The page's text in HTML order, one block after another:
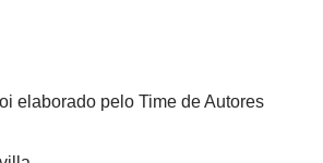
elaborado pelo Time de Autores